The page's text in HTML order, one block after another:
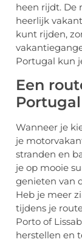
heen rijdt. De
heerlijk
kunt rijden,
Portugal kun
Een
Portugal
Wanneer je
je
stranden en
je op mooie
genieten van
Heb je meer
tijdens je
Porto of
herstellen en